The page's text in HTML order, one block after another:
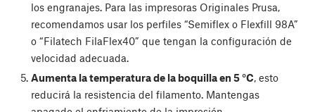
los engranajes. Para las impresoras Originales Prusa,
recomendamos usar los perfiles “Semiflex o Flexfill 98A”
o “Filatech FilaFlex40” que tengan la configuración de
velocidad adecuada.
Aumenta la temperatura de la boquilla en 5 °C, esto
reducirá la resistencia del filamento. Mantengas